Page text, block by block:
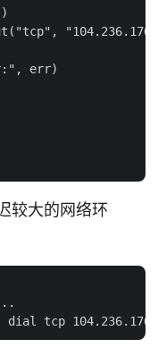
err)
较大的网络环